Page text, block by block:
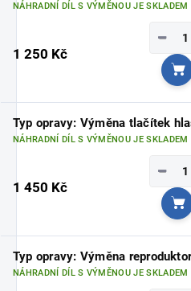
NÁHRADNÍ DÍL S VÝMĚNOU JE SKLADEM
1 250 Kč
−
Typ opravy: Výměna tlačítek
NÁHRADNÍ DÍL S VÝMĚNOU JE SKLADEM
1 450 Kč
−
Typ opravy: Výměna
NÁHRADNÍ DÍL S VÝMĚNOU JE SKLADEM